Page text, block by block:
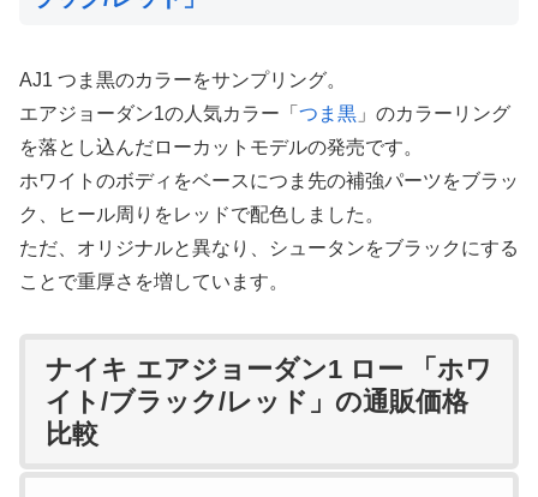
AJ1 つま黒のカラーをサンプリング。
エアジョーダン1の人気カラー「 つま黒 」のカラーリング
を落とし込んだローカットモデルの発売です。
ホワイトのボディをベースにつま先の補強パーツをブラッ
ク、ヒール周りをレッドで配色しました。
ただ、オリジナルと異なり、シュータンをブラックにする
ことで重厚さを増しています。
ナイキ エアジョーダン1 ロー 「ホワ
イト/ブラック/レッド」の通販価格
比較